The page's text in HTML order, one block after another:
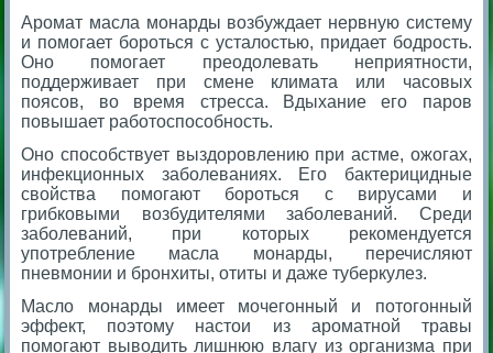
Аромат масла монарды возбуждает нервную систему
и помогает бороться с усталостью, придает бодрость.
Оно помогает преодолевать неприятности,
поддерживает при смене климата или часовых
поясов, во время стресса. Вдыхание его паров
повышает работоспособность.
Оно способствует выздоровлению при астме, ожогах,
инфекционных заболеваниях. Его бактерицидные
свойства помогают бороться с вирусами и
грибковыми возбудителями заболеваний. Среди
заболеваний, при которых рекомендуется
употребление масла монарды, перечисляют
пневмонии и бронхиты, отиты и даже туберкулез.
Масло монарды имеет мочегонный и потогонный
эффект, поэтому настои из ароматной травы
помогают выводить лишнюю влагу из организма при